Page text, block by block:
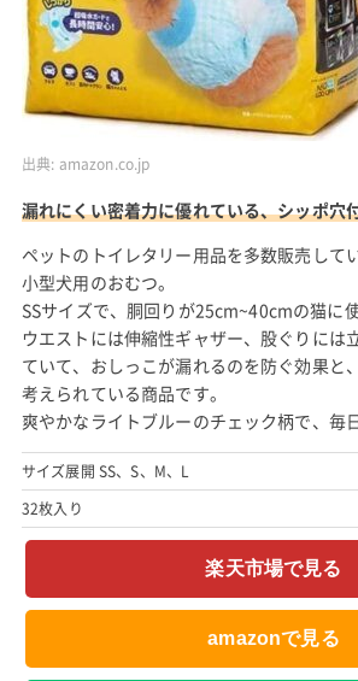
出典: amazon.co.jp
漏れにくい密着力に優れている、シッポ穴
ペットのトイレタリー用品を多数販売して
小型犬用のおむつ。
SSサイズで、胴回りが25cm~40cmの猫に使
ウエストには伸縮性ギャザー、股ぐりには
ていて、おしっこが漏れるのを防ぐ効果と
考えられている商品です。
爽やかなライトブルーのチェック柄で、毎
サイズ展開 SS、S、M、L
32枚入り
楽天市場で見る
amazonで見る